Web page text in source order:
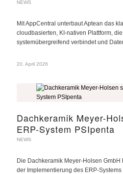
NEWS
Mit AppCentral unterbaut Aptean das
cloudbasierten, KI-nativen Plattform,
systemübergreifend verbindet und
20. April 2026
Dachkeramik Meyer-
ERP-System PSIpenta
NEWS
Die Dachkeramik Meyer-Holsen GmbH
der Implementierung des ERP-